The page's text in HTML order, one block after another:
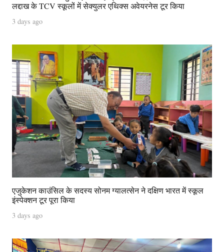
लद्दाख के TCV स्कूलों में सेक्युलर एथिक्स अवेयरनेस टूर किया
3 days ago
एजुकेशन काउंसिल के सदस्य सोनम ग्यालत्सेन ने दक्षिण भारत में स्कूल
इंस्पेक्शन टूर पूरा किया
3 days ago